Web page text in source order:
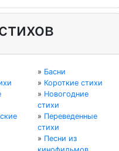
» Басни
» Короткие стихи
» Новогодние
стихи
» Переведенные
стихи
» Песни из